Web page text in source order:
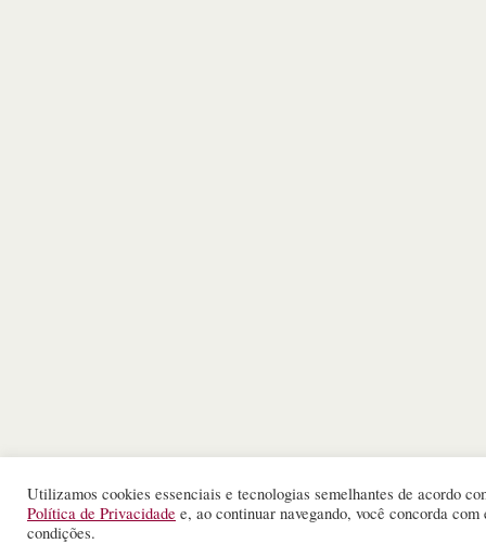
Utilizamos cookies essenciais e tecnologias semelhantes de acordo
Política de Privacidade e, ao continuar navegando, você concorda com
condições.